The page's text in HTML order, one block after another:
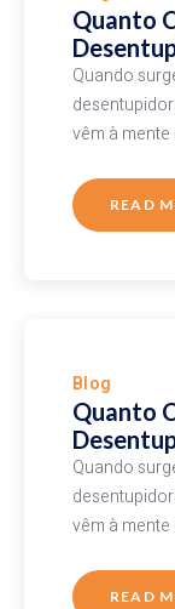
Quanto
Quando
vêm à
READ
Blog
Quanto
Quando
vêm à
READ